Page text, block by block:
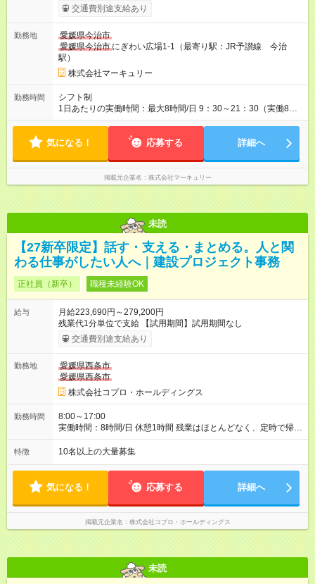
ます。 みなし残業代 14,543円／月 みなし残業時間 10時間／月
※能力やスキルを考慮の上、当社規程により決定します。 ■制服
試用期間あり 試用期間の長さ：3ヶ月 雇用形態、給与は本採用
時と同じです。
交通費別途支給あり
勤務地
愛媛県今治市
愛媛県今治市 にぎわい広場1-1（最寄り駅：JR予讃線 今治
駅）
株式会社マーキュリー
勤務時間
シフト制
1日あたりの実働時間：最大8時間/日 9：30～21：30（実働8時
間／休憩1時間） ■シフト例 ・9：30～18：30 ・10：30～19：
気になる！ 応募する 詳細へ
掲載元企業名 株式会社マーキュリー
未読
【27新卒限定】話す・支える・まとめる。人と関
わる仕事がしたい人へ｜建設プロジェクト事務
正社員（新卒） 職種未経験OK
給与
月給223,690円～279,200円
残業代1分単位で支給 【試用期間】試用期間なし
交通費別途支給あり
勤務地
愛媛県西条市
愛媛県西条市
株式会社コプロ・ホールディングス
勤務時間
8:00～17:00
実働時間：8時間/日 休憩1時間 残業はほとんどなく、定時で帰れ
る日が多い働き方です。 毎日の業務は進捗管理や事務が中心な
ので、 「今日やるべき仕事」が終われば、自然と区切りをつけ
方を大切にしています。
特徴 10名以上の大量募集
気になる！ 応募する 詳細へ
掲載元企業名 株式会社コプロ・ホールディングス
未読